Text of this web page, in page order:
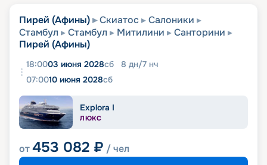
Пирей (Афины) Скиатос
Салоники
Стамбул
Стамбул Митилини
Санторини
Пирей (Афины)
18:0003 июня 2028сб 8 дн/7 нч
07:0010 июня 2028сб
Explora I
ЛЮКС
от453 082 ₽ / чел